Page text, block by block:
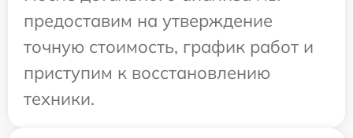
предоставим на утверждение
точную стоимость, график работ и
приступим к восстановлению
техники.